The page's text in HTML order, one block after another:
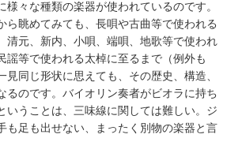
様々な種類の楽器が使われているのです。
ら眺めてみても、長唄や古曲等で使われる
清元、新内、小唄、端唄、地歌等で使われ
謡等で使われる太棹に至るまで（例外も
見同じ形状に思えても、その歴史、構造、
るのです。バイオリン奏者がビオラに持ち
いうことは、三味線に関しては難しい。ジ
も足も出せない、まったく別物の楽器と言